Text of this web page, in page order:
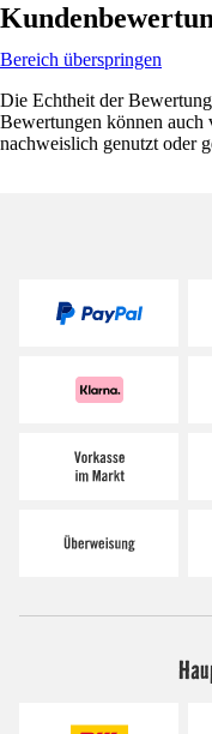
Bereich überspringen
Die Echtheit der
Bewertungen können auch
nachweislich genutzt oder